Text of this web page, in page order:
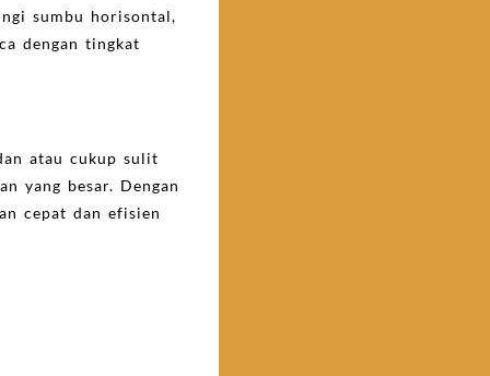
sumbu horisontal,
dengan tingkat
atau cukup sulit
yang besar. Dengan
cepat dan efisien